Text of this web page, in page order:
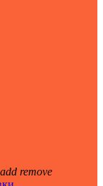
add remove